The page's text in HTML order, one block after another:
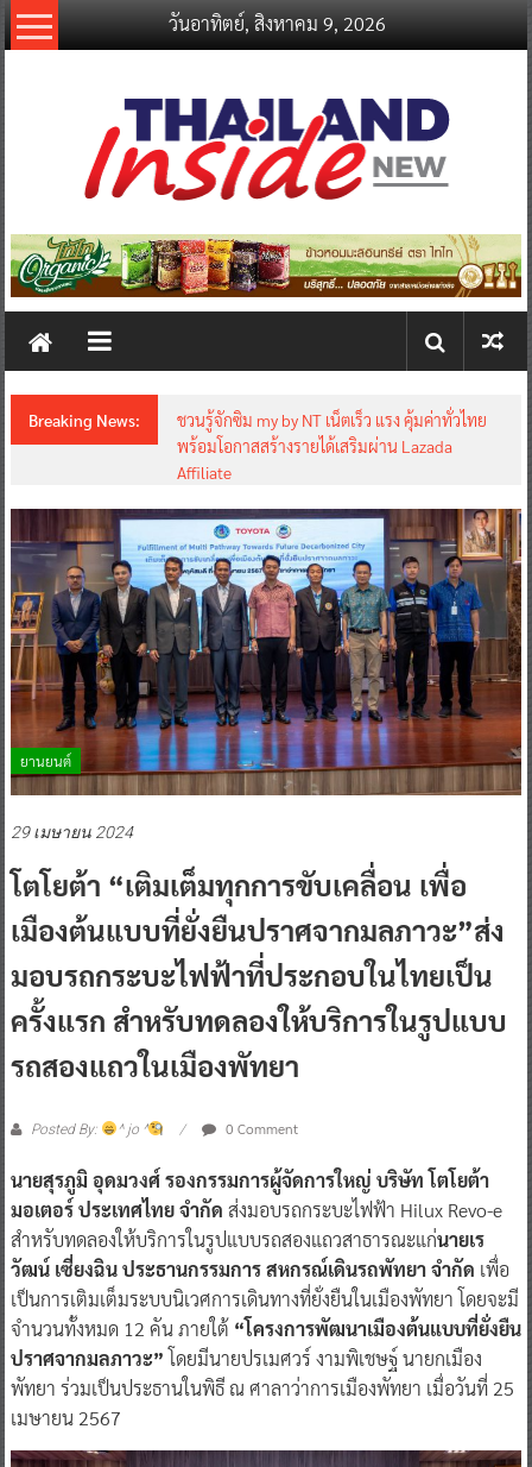
Skip
to
วันอาทิตย์, สิงหาคม 9, 2026
thailandinsidenew.com
Thailand
New
Breaking News:
ชวนรู้จักซิม my by NT เน็ตเร็ว แรง คุ้มค่าทั่วไทย
พร้อมโอกาสสร้างรายได้เสริมผ่าน Lazada
Affiliate
ยานยนต์
29 เมษายน 2024
โตโยต้า “เติมเต็มทุกการขับเคลื่อน เพื่อ
เมืองต้นแบบที่ยั่งยืนปราศจากมลภาวะ”ส่ง
มอบรถกระบะไฟฟ้าที่ประกอบในไทยเป็น
ครั้งแรก สำหรับทดลองให้บริการในรูปแบบ
รถสองแถวในเมืองพัทยา
Posted By: ^ jo ^ 0 Comment
นายสุรภูมิ อุดมวงศ์ รองกรรมการผู้จัดการใหญ่ บริษัท โตโยต้า
มอเตอร์ ประเทศไทย จำกัด ส่งมอบรถกระบะไฟฟ้า Hilux Revo-e
สำหรับทดลองให้บริการในรูปแบบรถสองแถวสาธารณะแก่นายเร
วัฒน์ เซี่ยงฉิน ประธานกรรมการ สหกรณ์เดินรถพัทยา จำกัด เพื่อ
เป็นการเติมเต็มระบบนิเวศการเดินทางที่ยั่งยืนในเมืองพัทยา โดยจะมี
จำนวนทั้งหมด 12 คัน ภายใต้ “โครงการพัฒนาเมืองต้นแบบที่ยั่งยืน
ปราศจากมลภาวะ” โดยมีนายปรเมศวร์ งามพิเชษฐ์ นายกเมือง
พัทยา ร่วมเป็นประธานในพิธี ณ ศาลาว่าการเมืองพัทยา เมื่อวันที่ 25
เมษายน 2567